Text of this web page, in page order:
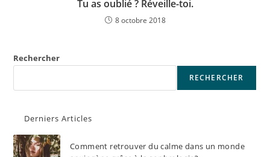
Tu as oublié ? Réveille-toi.
8 octobre 2018
Rechercher
RECHERCHER
Derniers Articles
Comment retrouver du calme dans un monde